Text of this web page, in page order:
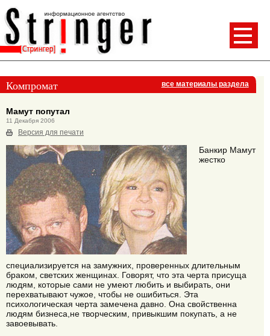
Компромат все материалы раздела
Мамут попутал
11 Декабря 2006
Версия для печати
Банкир Мамут
жестко
специализируется на замужних, проверенных длительным
браком, светских женщинах. Говорят, что эта черта присуща
людям, которые сами не умеют любить и выбирать, они
перехватывают чужое, чтобы не ошибиться. Эта
психологическая черта замечена давно. Она свойственна
людям бизнеса,не творческим, привыкшим покупать, а не
завоевывать.